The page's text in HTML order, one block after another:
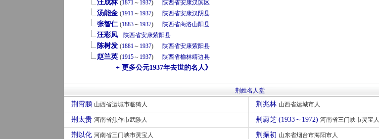
汪成林 (1871～ 1937) 陕西省安康汉滨区
汤能金 (1911～ 1937) 陕西省安康汉阴县
张智仁 (1883～ 1937) 陕西省商洛山阳县
汪彩凤 陕西省安康紫阳县
陈树发 (1881～ 1937) 陕西省安康紫阳县
赵兰英 (1915～ 1937) 陕西省榆林靖边县
+ 更多公元1937年去世的名人》
荆姓名人堂
荆霄鹏 山西省运城市临猗人 荆兆林 山西省运城市人
荆太贵 河南省焦作市武陟人 荆蔚芝 (1933～1972) 河南省三门峡市灵宝人
荆以化 河南省三门峡市灵宝人 荆振初 山东省烟台市海阳市人